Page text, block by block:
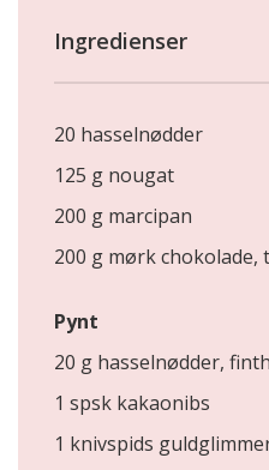
Ingredienser
20 hasselnødder
125 g nougat
200 g marcipan
200 g mørk chokolade,
Pynt
20 g hasselnødder,
1 spsk kakaonibs
1 knivspids